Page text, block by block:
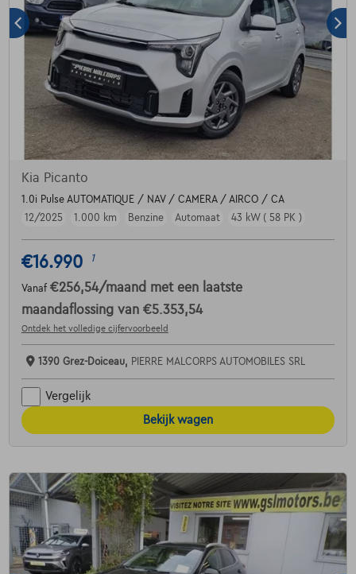
Kia Picanto
1.0i Pulse AUTOMATIQUE / NAV / CAMERA / AIRCO / CA
12/2025
1.000 km Benzine Automaat 43 kW ( 58 PK )
€16.990 1
Vanaf €256,54/maand met een laatste
maandaflossing van €5.353,54
Ontdek het volledige cijfervoorbeeld
1390 Grez-Doiceau, PIERRE MALCORPS AUTOMOBILES SRL
Vergelijk
Bekijk wagen